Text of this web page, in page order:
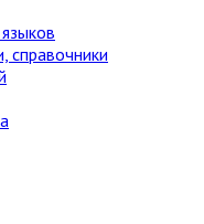
справочники